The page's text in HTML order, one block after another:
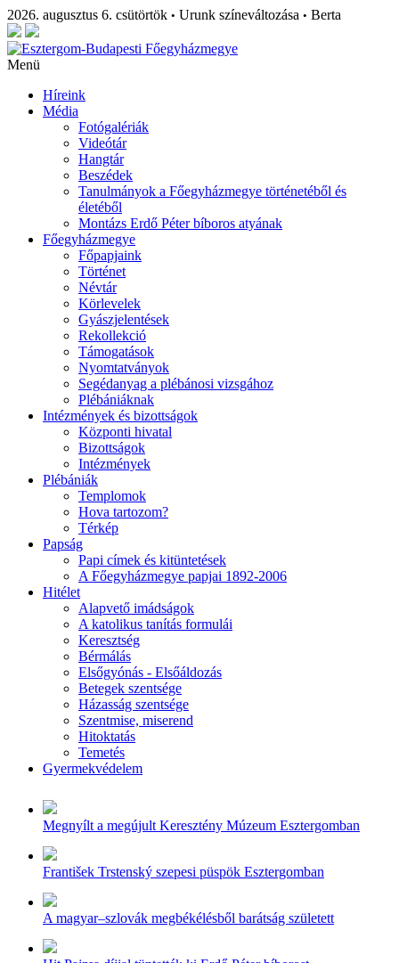
2026. augusztus 6. csütörtök • Urunk színeváltozása • Berta
Menü
Híreink
Média
Fotógalériák
Videótár
Hangtár
Beszédek
Tanulmányok a Főegyházmegye történetéből és
életéből
Montázs Erdő Péter bíboros atyának
Főegyházmegye
Főpapjaink
Történet
Névtár
Körlevelek
Gyászjelentések
Rekollekció
Támogatások
Nyomtatványok
Segédanyag a plébánosi vizsgához
Plébániáknak
Intézmények és bizottságok
Központi hivatal
Bizottságok
Intézmények
Plébániák
Templomok
Hova tartozom?
Térkép
Papság
Papi címek és kitüntetések
A Főegyházmegye papjai 1892-2006
Hitélet
Alapvető imádságok
A katolikus tanítás formulái
Keresztség
Bérmálás
Elsőgyónás - Elsőáldozás
Betegek szentsége
Házasság szentsége
Szentmise, miserend
Hitoktatás
Temetés
Gyermekvédelem
Megnyílt a megújult Keresztény Múzeum Esztergomban
František Trstenský szepesi püspök Esztergomban
A magyar–szlovák megbékélésből barátság született